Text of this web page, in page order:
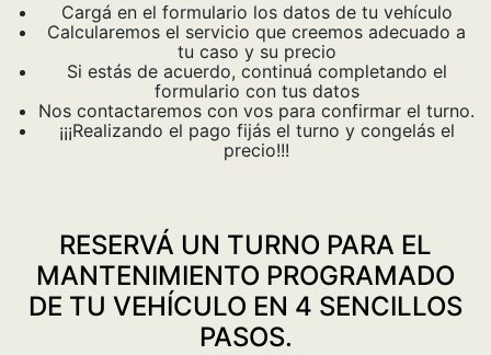
Cargá en el formulario los datos de tu vehículo
Calcularemos el servicio que creemos adecuado a
tu caso y su precio
Si estás de acuerdo, continuá completando el
formulario con tus datos
Nos contactaremos con vos para confirmar el turno.
¡¡¡Realizando el pago fijás el turno y congelás el
precio!!!
RESERVÁ UN TURNO PARA EL
MANTENIMIENTO PROGRAMADO
DE TU VEHÍCULO EN 4 SENCILLOS
PASOS.